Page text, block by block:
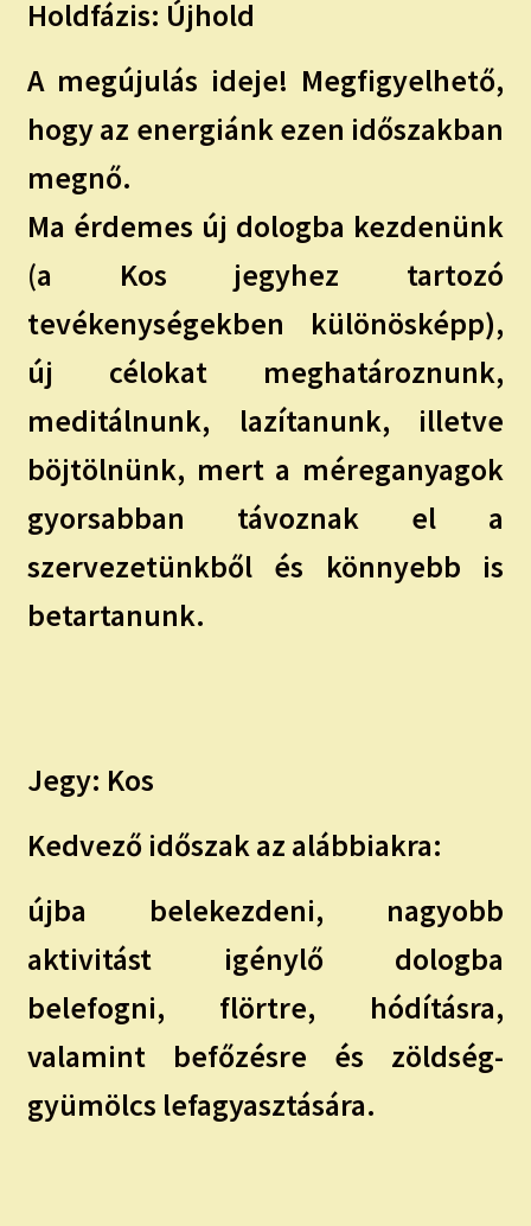
Holdfázis: Újhold
A megújulás ideje! Megfigyelhető,
hogy az energiánk ezen időszakban
megnő.
Ma érdemes új dologba kezdenünk
(a Kos jegyhez tartozó
tevékenységekben különösképp),
új célokat meghatároznunk,
meditálnunk, lazítanunk, illetve
böjtölnünk, mert a méreganyagok
gyorsabban távoznak el a
szervezetünkből és könnyebb is
betartanunk.
Jegy: Kos
Kedvező időszak az alábbiakra:
újba belekezdeni, nagyobb
aktivitást igénylő dologba
belefogni, flörtre, hódításra,
valamint befőzésre és zöldség-
gyümölcs lefagyasztására.